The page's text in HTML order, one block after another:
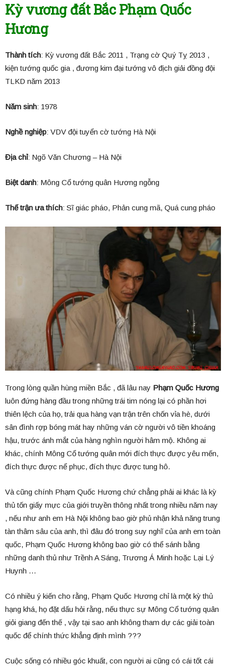
Kỳ vương đất Bắc Phạm Quốc
Hương
Thành tích: Kỳ vương đất Bắc 2011 , Trạng cờ Quý Tỵ 2013 ,
kiện tướng quốc gia , đương kim đại tướng vô địch giải đồng đội
TLKD năm 2013
Năm sinh: 1978
Nghề nghiệp: VDV đội tuyển cờ tướng Hà Nội
Địa chỉ: Ngõ Văn Chương – Hà Nội
Biệt danh: Mông Cổ tướng quân Hương ngỗng
Thế trận ưa thích: Sĩ giác pháo, Phản cung mã, Quá cung pháo
Trong lòng quần hùng miền Bắc , đã lâu nay Phạm Quốc Hương
luôn đứng hàng đầu trong những trái tim nóng lại có phần hơi
thiên lệch của họ, trải qua hàng vạn trận trên chốn vỉa hè, dưới
sân đình rợp bóng mát hay những ván cờ người vô tiền khoáng
hậu, trước ánh mắt của hàng nghìn người hâm mộ. Không ai
khác, chính Mông Cổ tướng quân mới đích thực được yêu mến,
đích thực được nể phục, đích thực được tung hô.
Và cũng chính Phạm Quốc Hương chứ chẳng phải ai khác là kỳ
thủ tốn giấy mực của giới truyền thông nhất trong nhiều năm nay
, nếu như anh em Hà Nội không bao giờ phủ nhận khả năng trung
tàn thâm sâu của anh, thì đâu đó trong suy nghĩ của anh em toàn
quốc, Phạm Quốc Hương không bao giờ có thể sánh bằng
những danh thủ như Trềnh A Sáng, Trương Á Minh hoặc Lại Lý
Huynh …
Có nhiều ý kiến cho rằng, Phạm Quốc Hương chỉ là một kỳ thủ
hạng khá, họ đặt dấu hỏi rằng, nếu thực sự Mông Cổ tướng quân
giỏi giang đến thế , vậy tại sao anh không tham dự các giải toàn
quốc để chính thức khẳng định mình ???
Cuộc sống có nhiều góc khuất, con người ai cũng có cái tốt cái